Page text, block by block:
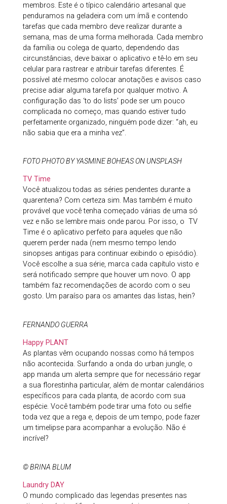
membros. Este é o típico calendário artesanal que
penduramos na geladeira com um ímã e contendo
tarefas que cada membro deve realizar durante a
semana, mas de uma forma melhorada. Cada membro
da família ou colega de quarto, dependendo das
circunstâncias, deve baixar o aplicativo e tê-lo em seu
celular para rastrear e atribuir tarefas diferentes. É
possível até mesmo colocar anotações e avisos caso
precise adiar alguma tarefa por qualquer motivo. A
configuração das ‘to do lists’ pode ser um pouco
complicada no começo, mas quando estiver tudo
perfeitamente organizado, ninguém pode dizer: “ah, eu
não sabia que era a minha vez”.
FOTO PHOTO BY YASMINE BOHEAS ON UNSPLASH
TV Time
Você atualizou todas as séries pendentes durante a
quarentena? Com certeza sim. Mas também é muito
provável que você tenha começado várias de uma só
vez e não se lembre mais onde parou. Por isso, o TV
Time é o aplicativo perfeito para aqueles que não
querem perder nada (nem mesmo tempo lendo
sinopses antigas para continuar exibindo o episódio).
Você escolhe a sua série, marca cada capítulo visto e
será notificado sempre que houver um novo. O app
também faz recomendações de acordo com o seu
gosto. Um paraíso para os amantes das listas, hein?
FERNANDO GUERRA
Happy PLANT
As plantas vêm ocupando nossas como há tempos
não acontecida. Surfando a onda do urban jungle, o
app manda um alerta sempre que for necessário regar
a sua florestinha particular, além de montar calendários
específicos para cada planta, de acordo com sua
espécie. Você também pode tirar uma foto ou selfie
toda vez que a rega e, depois de um tempo, pode fazer
um timelipse para acompanhar a evolução. Não é
incrível?
© BRINA BLUM
Laundry DAY
O mundo complicado das legendas presentes nas